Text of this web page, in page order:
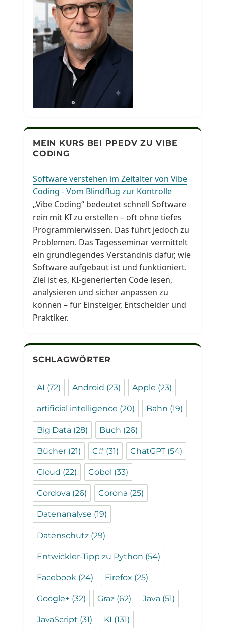
MEIN KURS BEI PPEDV ZU VIBE
CODING
Software verstehen im Zeitalter von Vibe
Coding - Vom Blindflug zur Kontrolle
„Vibe Coding“ bedeutet schnell Software
rein mit KI zu erstellen – oft ohne tiefes
Programmierwissen. Das führt jedoch zu
Problemen. Das Tagesseminar vermittelt
ein grundlegendes Verständnis dafür, wie
Software aufgebaut ist und funktioniert.
Ziel ist es, KI-generierten Code lesen,
analysieren und sicher anpassen zu
können – für Einsteiger, Entscheider und
Praktiker.
SCHLAGWÖRTER
AI (72) Android (23) Apple (23)
artificial intelligence (20) Bahn (19)
Big Data (28) Buch (26)
Bücher (21) C# (31) ChatGPT(54)
Cloud (22) Cobol (33)
Cordova (26) Corona (25)
Datenanalyse (19)
Datenschutz (29)
Entwickler-Tipp zu Python (54)
Facebook (24) Firefox (25)
Google+ (32) Graz (62) Java (51)
JavaScript (31) KI (131)